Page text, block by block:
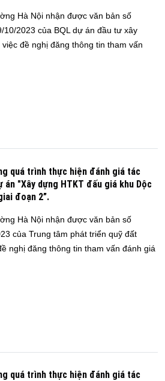
Hà Nội nhận được văn bản số
10/2023 của BQL dự án đầu tư xây
đề nghị đăng thông tin tham vấn
quá trình thực hiện đánh giá tác
"Xây dựng HTKT đấu giá khu Dộc
đoạn 2”.
Hà Nội nhận được văn bản số
của Trung tâm phát triển quỹ đất
nghị đăng thông tin tham vấn đánh giá
quá trình thực hiện đánh giá tác